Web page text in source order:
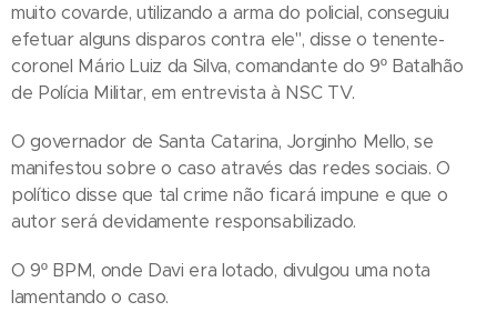
muito covarde, utilizando a arma do policial, conseguiu
efetuar alguns disparos contra ele", disse o tenente-
coronel Mário Luiz da Silva, comandante do 9º Batalhão
de Polícia Militar, em entrevista à NSC TV.
O governador de Santa Catarina, Jorginho Mello, se
manifestou sobre o caso através das redes sociais. O
político disse que tal crime não ficará impune e que o
autor será devidamente responsabilizado.
O 9º BPM, onde Davi era lotado, divulgou uma nota
lamentando o caso.